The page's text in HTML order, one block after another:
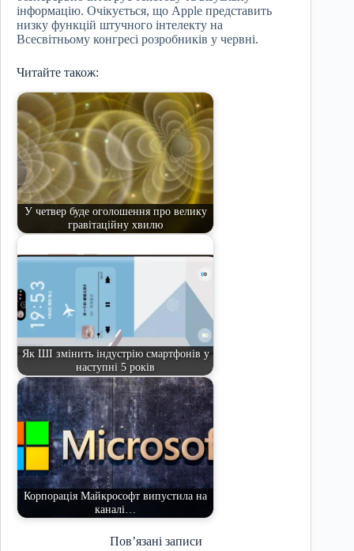
інформацію. Очікується, що Apple представить
низку функцій штучного інтелекту на
Всесвітньому конгресі розробників у червні.
Читайте також:
У четвер буде оголошення про велику
гравітаційну хвилю
Як ШІ змінить індустрію смартфонів у
наступні 5 років
Корпорація Майкрософт випустила на
каналі…
Пов’язані записи